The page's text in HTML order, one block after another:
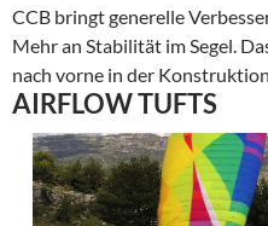
CCB bringt generelle
Mehr an Stabilität im Segel.
nach vorne in der
AIRFLOW TUFTS